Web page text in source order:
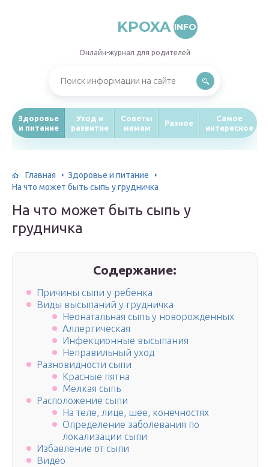
KPOXA INFO
Онлайн-журнал для родителей
Здоровье
и питание
Уход и
развитие
Советы
мамам
Разное
Самое
интересное
Главная
Здоровье и питание
На что может быть сыпь у грудничка
На что может быть сыпь у
грудничка
Содержание:
Причины сыпи у ребенка
Виды высыпаний у грудничка
Неонатальная сыпь у новорожденных
Аллергическая
Инфекционные высыпания
Неправильный уход
Разновидности сыпи
Красные пятна
Мелкая сыпь
Расположение сыпи
На теле, лице, шее, конечностях
Определение заболевания по
локализации сыпи
Избавление от сыпи
Видео